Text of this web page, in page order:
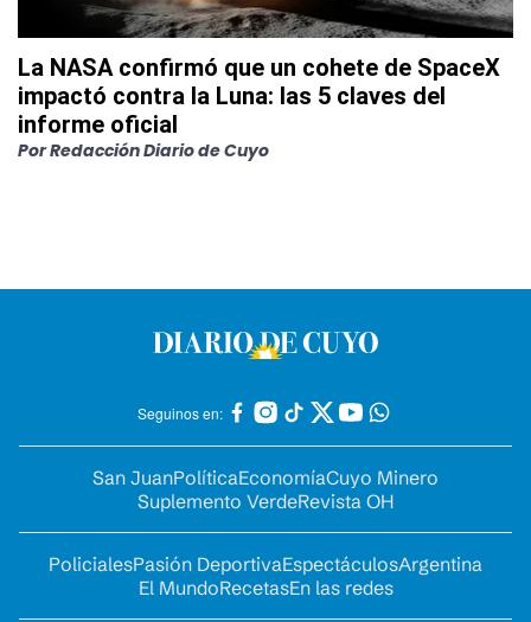
La NASA confirmó que un cohete de SpaceX
impactó contra la Luna: las 5 claves del
informe oficial
PorRedacción Diario de Cuyo
Seguinos en:
San JuanPolíticaEconomíaCuyo Minero
Suplemento VerdeRevista OH
PolicialesPasión DeportivaEspectáculosArgentina
El MundoRecetasEn las redes